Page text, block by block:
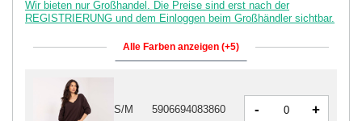
Wir bieten nur Großhandel. Die Preise sind erst nach der
REGISTRIERUNG und dem Einloggen beim Großhändler sichtbar.
Alle Farben anzeigen (+5)
S/M 5906694083860 - +